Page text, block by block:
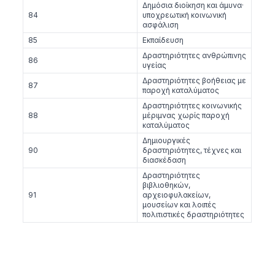
84
Δημόσια διοίκηση και άμυνα·
υποχρεωτική κοινωνική
ασφάλιση
85
Εκπαίδευση
86
Δραστηριότητες ανθρώπινης
υγείας
87
Δραστηριότητες βοήθειας με
παροχή καταλύματος
88
Δραστηριότητες κοινωνικής
μέριμνας χωρίς παροχή
καταλύματος
90
Δημιουργικές
δραστηριότητες, τέχνες και
διασκέδαση
91
Δραστηριότητες
βιβλιοθηκών,
αρχειοφυλακείων,
μουσείων και λοιπές
πολιτιστικές δραστηριότητες